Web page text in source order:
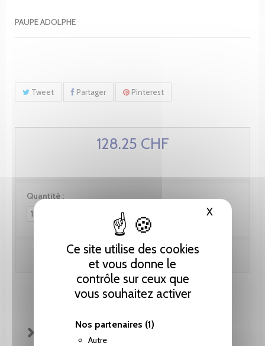
Ce site utilise des cookies
et vous donne le
contrôle sur ceux que
vous souhaitez activer
Nos partenaires (1)
Autre
XMasquer
PAUPE ADOLPHE
Tweet Partager Pinterest
128.25 CHF
Quantité :
Ajouter au panier
FICHE TECHNIQUE